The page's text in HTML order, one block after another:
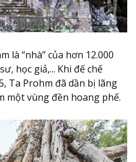
là “nhà” của hơn 12.000
học giả,... Khi đế chế
Ta Prohm đã dần bị lãng
một vùng đền hoang phế.